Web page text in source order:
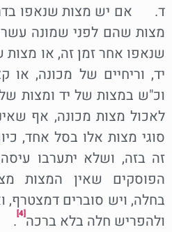
ד. אם יש מצות שנאפו
מצות שהם לפני שמונה
שנאפו אחר זמן זה, או
יד, וריחיים של מכונה, או
וכ"ש במצות של יד ומצות
לאכול מצות מכונה, אף
סוגי מצות אלו בסל אחד,
זה בזה, ושלא יתערבו
הפוסקים שאין המצות
בחלה, ויש סוברים דמצטרף,
ולהפריש חלה בלא ברכה[4]
.